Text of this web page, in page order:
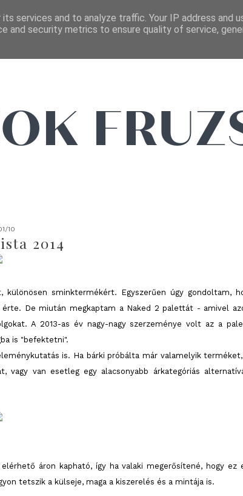
FŐOLDAL EMAIL
10
2014
sminktermékért. Egyszerűen úgy gondoltam,
De miután megkaptam a Naked 2 palettát - amivel
A 2013-as év nagy-nagy szerzeménye volt az a
is "befektetni".
is. Ha bárki próbálta már valamelyik
van esetleg egy alacsonyabb árkategóriás
áron kapható, így ha valaki megerősítené, hogy ez
tetszik a külseje, maga a kiszerelés és a mintája is.
services and to analyze traffic. Your IP address and
and security metrics to ensure quality of service,